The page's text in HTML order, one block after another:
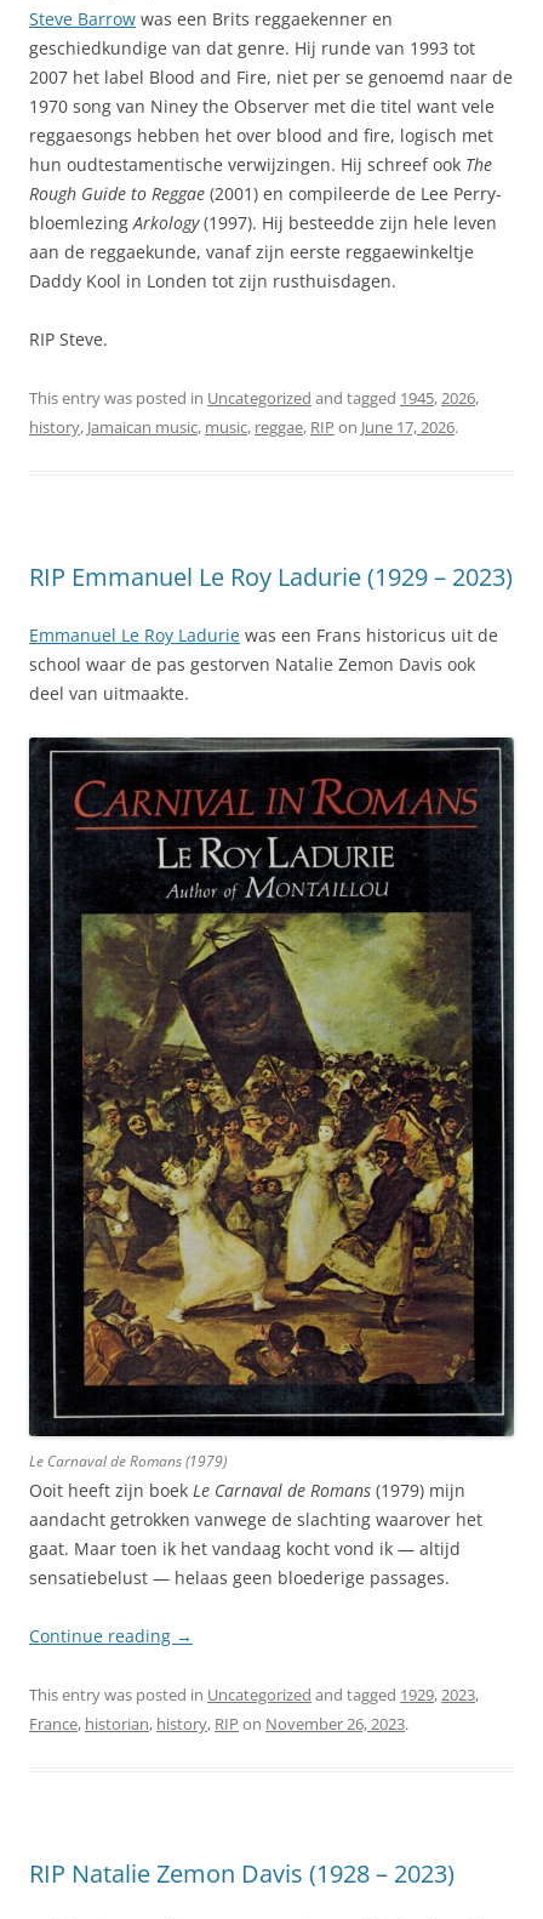
Steve Barrow was een Brits reggaekenner en
geschiedkundige van dat genre. Hij runde van 1993 tot
2007 het label Blood and Fire, niet per se genoemd naar de
1970 song van Niney the Observer met die titel want vele
reggaesongs hebben het over blood and fire, logisch met
hun oudtestamentische verwijzingen. Hij schreef ook The
Rough Guide to Reggae (2001) en compileerde de Lee Perry-
bloemlezing Arkology(1997). Hij besteedde zijn hele leven
aan de reggaekunde, vanaf zijn eerste reggaewinkeltje
Daddy Kool in Londen tot zijn rusthuisdagen.
RIP Steve.
This entry was posted in Uncategorized and tagged 1945,2026,
history, Jamaican music, music, reggae, RIP on June 17, 2026.
RIP Emmanuel Le Roy Ladurie (1929 – 2023)
Emmanuel Le Roy Ladurie was een Frans historicus uit de
school waar de pas gestorven Natalie Zemon Davis ook
deel van uitmaakte.
Le Carnaval de Romans(1979)
Ooit heeft zijn boek Le Carnaval de Romans (1979) mijn
aandacht getrokken vanwege de slachting waarover het
gaat. Maar toen ik het vandaag kocht vond ik — altijd
sensatiebelust — helaas geen bloederige passages.
Continue reading →
This entry was posted in Uncategorized and tagged 1929,2023,
France, historian, history, RIP on November 26, 2023.
RIP Natalie Zemon Davis (1928 – 2023)